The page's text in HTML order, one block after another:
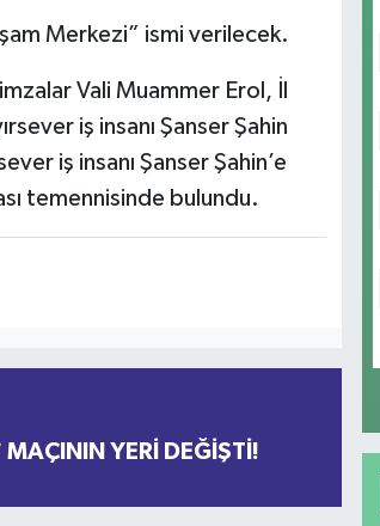
Merkezi” ismi verilecek.
Vali Muammer Erol, İl
iş insanı Şanser Şahin
iş insanı Şanser Şahin’e
temennisinde bulundu.
YERİ DEĞİŞTİ!